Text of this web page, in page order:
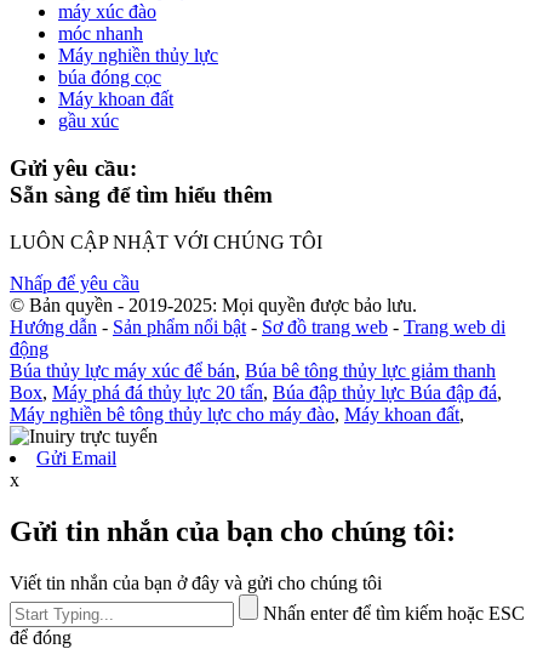
máy xúc đào
móc nhanh
Máy nghiền thủy lực
búa đóng cọc
Máy khoan đất
gầu xúc
Gửi yêu cầu:
Sẵn sàng để tìm hiểu thêm
LUÔN CẬP NHẬT VỚI CHÚNG TÔI
Nhấp để yêu cầu
© Bản quyền - 2019-2025: Mọi quyền được bảo lưu.
Hướng dẫn - Sản phẩm nổi bật - Sơ đồ trang web - Trang web di
động
Búa thủy lực máy xúc để bán, Búa bê tông thủy lực giảm thanh
Box, Máy phá đá thủy lực 20 tấn, Búa đập thủy lực Búa đập đá,
Máy nghiền bê tông thủy lực cho máy đào, Máy khoan đất,
Gửi Email
x
Gửi tin nhắn của bạn cho chúng tôi:
Viết tin nhắn của bạn ở đây và gửi cho chúng tôi
Nhấn enter để tìm kiếm hoặc ESC
để đóng